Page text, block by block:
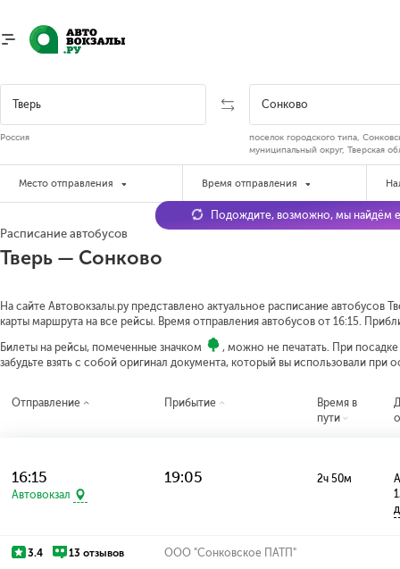
Россия
поселок городского типа,
муниципальный округ, Тверская
Место отправления Время отправления
Расписание автобусов
Тверь — Сонково
На сайте Автовокзалы.ру представлено актуальное расписание автобусов
карты маршрута на все рейсы. Время отправления автобусов от 16:15.
Билеты на рейсы, помеченные значком
, можно не печатать. При
забудьте взять с собой оригинал документа, который вы использовали при
Подождите, возможно, мы найдём
Отправление Прибытие
Время в
пути
16:15
Автовокзал
19:05 2ч 50м
3.4 13 отзывов ООО "Сонковское ПАТП"